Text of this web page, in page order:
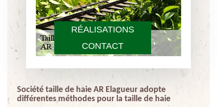
RÉALISATIONS
CONTACT
Société taille de haie AR Elagueur adopte
différentes méthodes pour la taille de haie